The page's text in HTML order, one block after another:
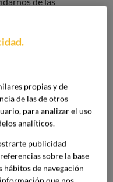
te contamos
por la cocina es
que un proyecto
con un alto índice
de actividad. Y es que,
puede ser
propias y de
de las de otros
para analizar el uso
analíticos.
publicidad
sobre la base
de navegación